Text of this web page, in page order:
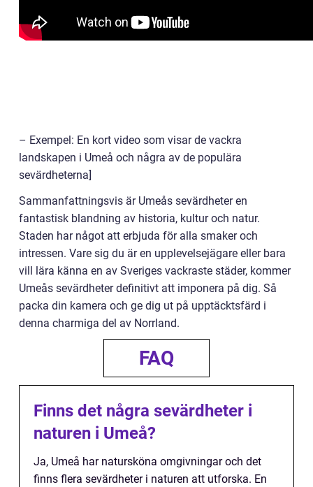
– Exempel: En kort video som visar de vackra
landskapen i Umeå och några av de populära
sevärdheterna]
Sammanfattningsvis är Umeås sevärdheter en
fantastisk blandning av historia, kultur och natur.
Staden har något att erbjuda för alla smaker och
intressen. Vare sig du är en upplevelsejägare eller bara
vill lära känna en av Sveriges vackraste städer, kommer
Umeås sevärdheter definitivt att imponera på dig. Så
packa din kamera och ge dig ut på upptäcktsfärd i
denna charmiga del av Norrland.
FAQ
Finns det några sevärdheter i
naturen i Umeå?
Ja, Umeå har natursköna omgivningar och det
finns flera sevärdheter i naturen att utforska. En